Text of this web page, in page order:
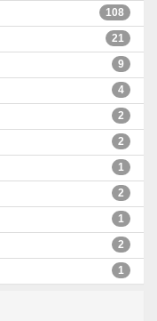
108
21
9
4
2
2
1
2
1
2
1